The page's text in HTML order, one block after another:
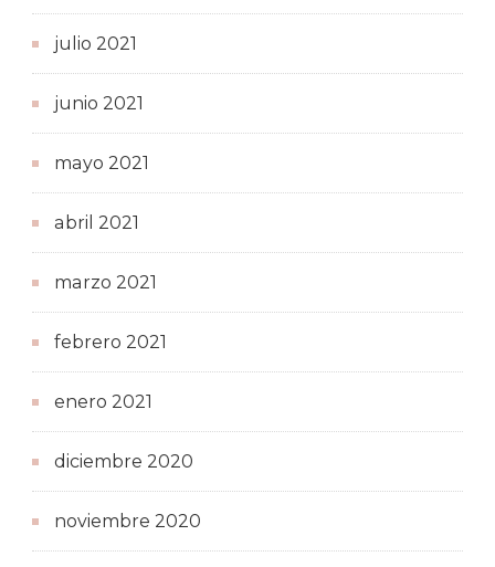
julio 2021
junio 2021
mayo 2021
abril 2021
marzo 2021
febrero 2021
enero 2021
diciembre 2020
noviembre 2020